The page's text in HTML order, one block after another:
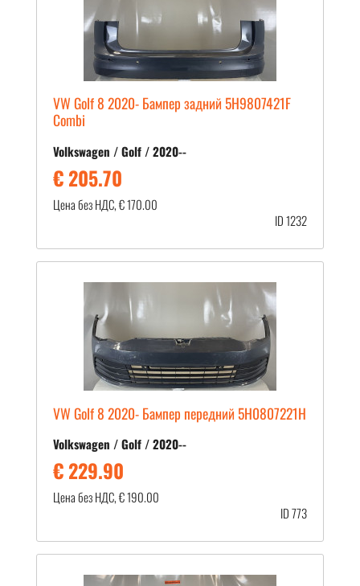
VW Golf 8 2020- Бампер задний 5H9807421F
Combi
Volkswagen / Golf / 2020--
€ 205.70
Цена без НДС, € 170.00
ID 1232
VW Golf 8 2020- Бампер передний 5H0807221H
Volkswagen / Golf / 2020--
€ 229.90
Цена без НДС, € 190.00
ID 773